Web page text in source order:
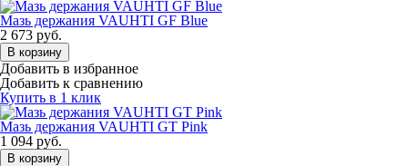
Мазь держания VAUHTI GF Blue
2 673 руб.
В корзину
Добавить в избранное
Добавить к сравнению
Купить в 1 клик
Мазь держания VAUHTI GT Pink
1 094 руб.
В корзину